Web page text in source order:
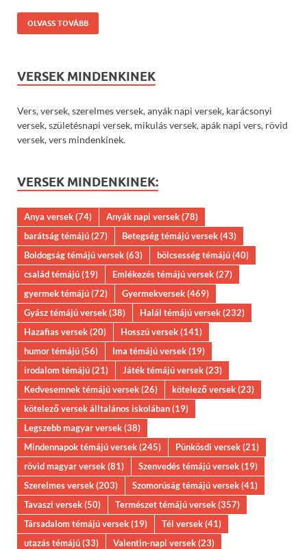
OLVASS TOVÁBB
VERSEK MINDENKINEK
Vers, versek, szerelmes versek, anyák napi versek, karácsonyi
versek, születésnapi versek, mikulás versek, apák napi vers, rövid
versek, vers mindenkinek.
VERSEK MINDENKINEK:
Anya versek(74) Anyák napi versek(78)
barátság témájú(27) Betegség témájú versek(43)
Boldogság témájú versek(63) bölcsesség témájú(40)
család témájú(19) Emlékezés témájú versek(27)
gyermek témájú(72) Gyermekversek(469)
Gyász témájú versek(38) Halál témájú versek(232)
Hazafias versek(20) Hosszú versek(141)
humor témájú(56) Ima témájú versek(19)
irodalom témájú(21) Játék témájú versek(23)
Kedvesemnek témájú versek(26) kötelező versek(23)
kötelező versek álltalános iskolában(19)
Legszebb magyar versek(38)
Mindennapok témájú versek(245) Pünkösdi versek(21)
rövid magyar versek(81) Szenvedés témájú versek(19)
Szerelmes versek(203) Szomorúság témájú versek(41)
Tavaszi versek(50) Természet témájú versek(357)
Társadalom témájú versek(19) Tél versek(41)
utazás témájú(33) Valentin-napi versek(23)